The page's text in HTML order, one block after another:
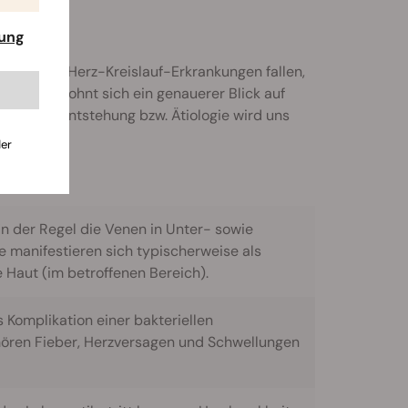
Herz-Kreislauf-Erkrankungen fallen,
lohnt sich ein genauerer Blick auf
ihrer Entstehung bzw. Ätiologie wird uns
der Regel die Venen in Unter- sowie
manifestieren sich typischerweise als
Haut (im betroffenen Bereich).
einer bakteriellen
Fieber, Herzversagen und Schwellungen